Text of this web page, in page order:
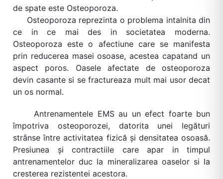
de spate este Osteoporoza.
Osteoporoza reprezinta o problema intalnita din
ce in ce mai des in societatea moderna.
Osteoporoza este o afectiune care se manifesta
prin reducerea masei osoase, acestea capatand un
aspect poros. Oasele afectate de osteoporoza
devin casante si se fractureaza mult mai usor decat
un os normal.
Antrenamentele EMS au un efect foarte bun
împotriva osteoporozei, datorita unei legături
strânse între activitatea fizică și densitatea osoasă.
Presiunea și contractiile care apar in timpul
antrenamentelor duc la mineralizarea oaselor si la
cresterea rezistentei acestora.